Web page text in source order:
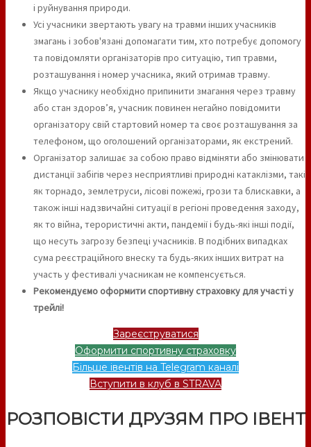
і руйнування природи.
Усі учасники звертають увагу на травми інших учасників
змагань і зобов'язані допомагати тим, хто потребує допомогу
та повідомляти організаторів про ситуацію, тип травми,
розташування і номер учасника, який отримав травму.
Якщо учаснику необхідно припинити змагання через травму
або стан здоров’я, учасник повинен негайно повідомити
організатору свій стартовий номер та своє розташування за
телефоном, що оголошений організаторами, як екстрений.
Організатор залишає за собою право відміняти або змінювати
дистанції забігів через несприятливі природні катаклізми, такі
як торнадо, землетруси, лісові пожежі, грози та блискавки, а
також інші надзвичайні ситуації в регіоні проведення заходу,
як то війна, терористичні акти, пандемії і будь-які інші події,
що несуть загрозу безпеці учасників. В подібних випадках
сума реєстраційного внеску та будь-яких інших витрат на
участь у фестивалі учасникам не компенсується.
Рекомендуємо оформити спортивну страховку для участі у
трейлі!
Зареєструватися
Оформити спортивну страховку
Більше івентів на Telegram каналі
Вступити в клуб в STRAVA
РОЗПОВІСТИ ДРУЗЯМ ПРО ІВЕНТ